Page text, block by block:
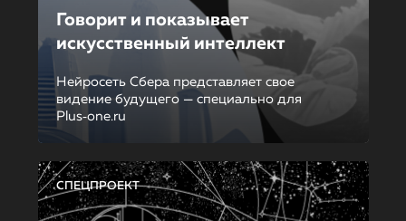
Говорит и показывает
искусственный интеллект
Нейросеть Сбера представляет свое
видение будущего — специально для
Plus‑one.ru
СПЕЦПРОЕКТ